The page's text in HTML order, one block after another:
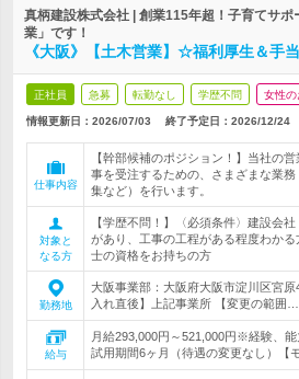
真柄建設株式会社 | 創業115年超！子育てサ
業」です！
《大阪》【土木営業】☆福利厚生＆手
正社員 急募 転勤なし 学歴不問 女性の
情報更新日：2026/07/03 終了予定日： 2026/12/24
仕事内容
【幹部候補のポジション！】当社の
事を受注するための、さまざまな業
集など）を行います。
対象と
なる方
【学歴不問！】〈必須条件〉建設会
があり、工事の工程がある程度わか
士の資格をお持ちの方
勤務地
大阪事業部：大阪府大阪市淀川区宮
入れ直後】上記事業所 【変更の範囲…
給与
月給293,000円～521,000円※経験、
試用期間6ヶ月（待遇の変更なし）【